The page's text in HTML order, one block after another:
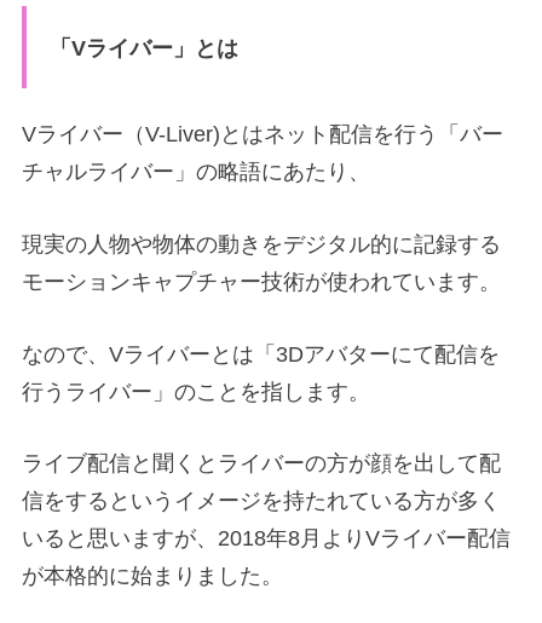
「Vライバー」とは
Vライバー（V-Liver)とはネット配信を行う「バー
チャルライバー」の略語にあたり、
現実の人物や物体の動きをデジタル的に記録する
モーションキャプチャー技術が使われています。
なので、Vライバーとは「3Dアバターにて配信を
行うライバー」のことを指します。
ライブ配信と聞くとライバーの方が顔を出して配
信をする というイメージを持たれている方が多く
いると思いますが、2018年8月よりVライバー配信
が本格的に始まりました。